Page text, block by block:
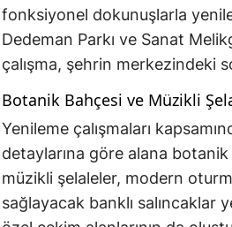
fonksiyonel dokunuşlarla
Dedeman Parkı ve Sanat
çalışma, şehrin merkezindeki
Botanik Bahçesi ve Müzikli
Yenileme çalışmaları
detaylarına göre alana
müzikli şelaleler, modern
sağlayacak banklı salıncaklar